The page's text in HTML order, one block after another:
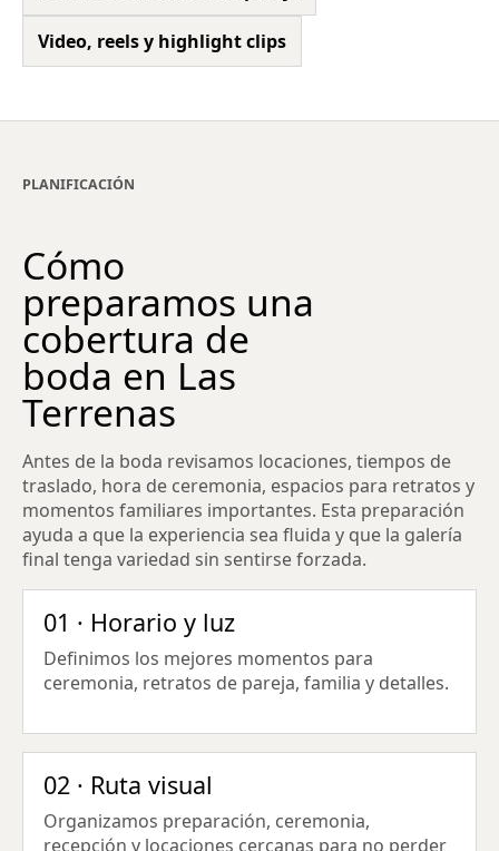
Video, reels y highlight clips
PLANIFICACIÓN
Cómo
preparamos una
cobertura de
boda en Las
Terrenas
Antes de la boda revisamos locaciones, tiempos de
traslado, hora de ceremonia, espacios para retratos y
momentos familiares importantes. Esta preparación
ayuda a que la experiencia sea fluida y que la galería
final tenga variedad sin sentirse forzada.
01 · Horario y luz
Definimos los mejores momentos para
ceremonia, retratos de pareja, familia y detalles.
02 · Ruta visual
Organizamos preparación, ceremonia,
recepción y locaciones cercanas para no perder